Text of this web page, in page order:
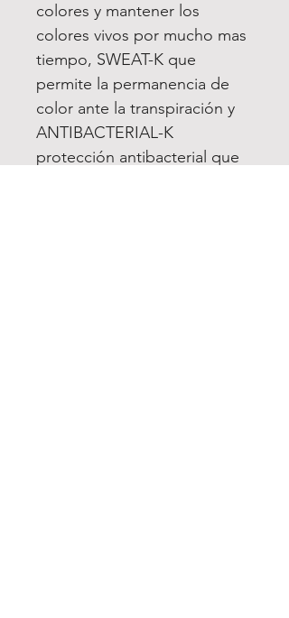
colores y mantener los
colores vivos por mucho mas
tiempo, SWEAT-K que
permite la permanencia de
color ante la transpiración y
ANTIBACTERIAL-K
protección antibacterial que